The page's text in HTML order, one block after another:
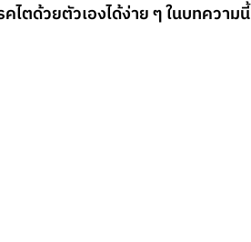
ตด้วยตัวเองได้ง่าย ๆ ในบทความนี้